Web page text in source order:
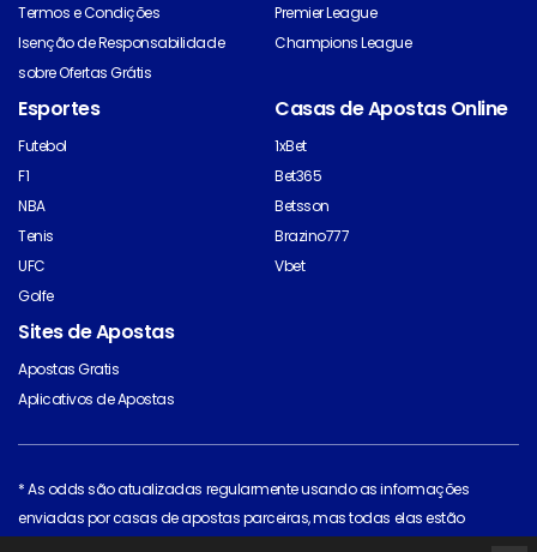
Termos e Condições
Isenção de Responsabilidade
sobre Ofertas Grátis
Premier League
Champions League
Esportes
Futebol
F1
NBA
Tenis
UFC
Golfe
Casas de Apostas Online
1xBet
Bet365
Betsson
Brazino777
Vbet
Sites de Apostas
Apostas Gratis
Aplicativos de Apostas
* As odds são atualizadas regularmente usando as informações
enviadas por casas de apostas parceiras, mas todas elas estão